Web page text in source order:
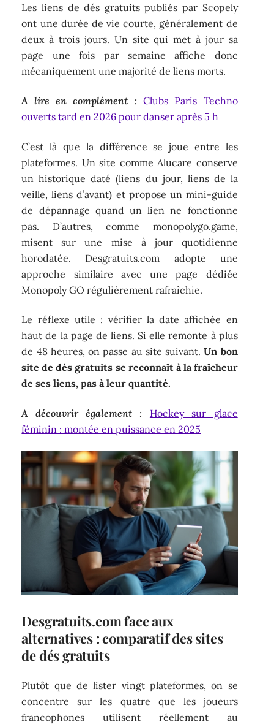
Les liens de dés gratuits publiés par Scopely
ont une durée de vie courte, généralement de
deux à trois jours. Un site qui met à jour sa
page une fois par semaine affiche donc
mécaniquement une majorité de liens morts.
A lire en complément : Clubs Paris Techno
ouverts tard en 2026 pour danser après 5 h
C’est là que la différence se joue entre les
plateformes. Un site comme Alucare conserve
un historique daté (liens du jour, liens de la
veille, liens d’avant) et propose un mini-guide
de dépannage quand un lien ne fonctionne
pas. D’autres, comme monopolygo.game,
misent sur une mise à jour quotidienne
horodatée. Desgratuits.com adopte une
approche similaire avec une page dédiée
Monopoly GO régulièrement rafraîchie.
Le réflexe utile : vérifier la date affichée en
haut de la page de liens. Si elle remonte à plus
de 48 heures, on passe au site suivant.Un bon
site de dés gratuits se reconnaît à la fraîcheur
de ses liens, pas à leur quantité.
A découvrir également :
Hockey sur glace
féminin : montée en puissance en 2025
Desgratuits.com face aux
alternatives : comparatif des sites
de dés gratuits
Plutôt que de lister vingt plateformes, on se
concentre sur les quatre que les joueurs
francophones utilisent réellement au